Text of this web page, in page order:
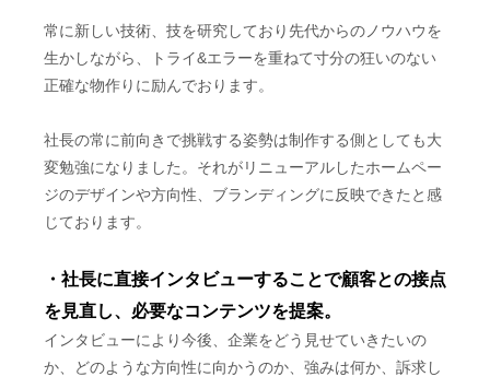
常に新しい技術、技を研究しており先代からのノウハウを
生かしながら、トライ&エラーを重ねて寸分の狂いのない
正確な物作りに励んでおります。
社長の常に前向きで挑戦する姿勢は制作する側としても大
変勉強になりました。それがリニューアルしたホームペー
ジのデザインや方向性、ブランディングに反映できたと感
じております。
・社長に直接インタビューすることで顧客との接点
を見直し、必要なコンテンツを提案。
インタビューにより今後、企業をどう見せていきたいの
か、どのような方向性に向かうのか、強みは何か、訴求し